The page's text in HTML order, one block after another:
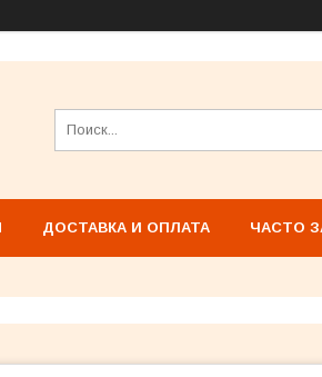
ДОСТАВКА И ОПЛАТА ЧАСТО